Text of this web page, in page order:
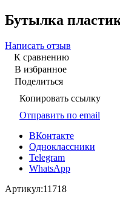
Бутылка
Написать отзыв
К сравнению
В избранное
Поделиться
Копировать ссылку
Отправить по email
ВКонтакте
Одноклассники
Telegram
WhatsApp
Артикул:11718